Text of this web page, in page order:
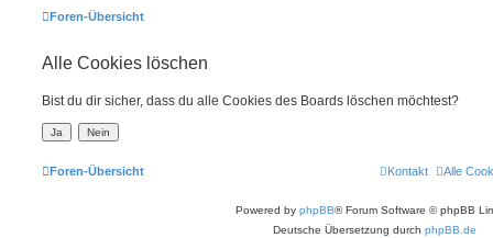
Foren-Übersicht
Alle Cookies löschen
Bist du dir sicher, dass du alle Cookies des Boards löschen möchtest?
Foren-Übersicht Alle
Kontakt
Powered by phpBB® Forum Software © phpBB
Deutsche Übersetzung durch phpBB.de